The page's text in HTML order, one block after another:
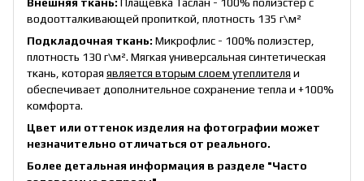
Внешняя ткань: Плащёвка Таслан - 100% полиэстер с
водоотталкивающей пропиткой, плотность 135 г\м²
Подкладочная ткань: Микрофлис - 100% полиэстер,
плотность 130 г\м². Мягкая универсальная синтетическая
ткань, которая является вторым слоем утеплителя и
обеспечивает дополнительное сохранение тепла и +100%
комфорта.
Цвет или оттенок изделия на фотографии может
незначительно отличаться от реального.
Более детальная информация в разделе "Часто